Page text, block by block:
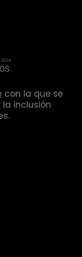
con la que se
inclusión